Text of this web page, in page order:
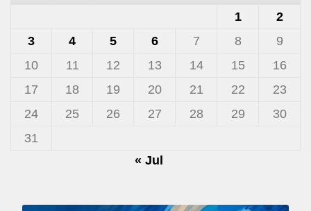
1
2
3
4 5 6 7 8
9
10
11 12 13 14 15
16
17
18 19 20 21 22
23
24
25 26 27 28 29
30
31
« Jul